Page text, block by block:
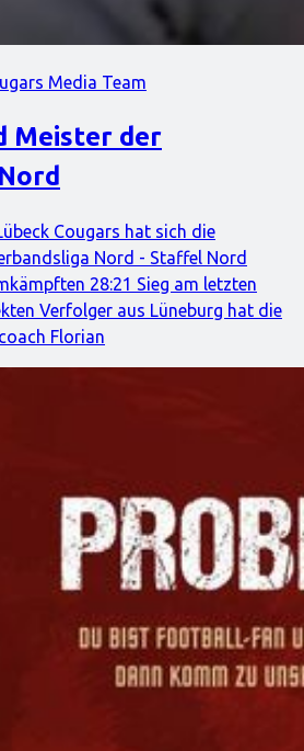
Media Team
Meister der
Cougars hat sich die
Nord - Staffel Nord
28:21 Sieg am letzten
Verfolger aus Lüneburg hat die
Florian